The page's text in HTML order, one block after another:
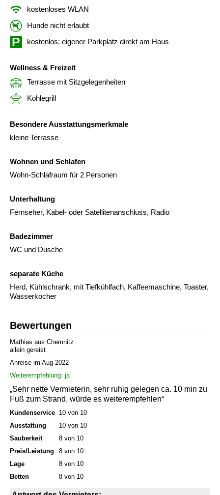
kostenloses WLAN
Hunde nicht erlaubt
kostenlos: eigener Parkplatz direkt am Haus
Wellness & Freizeit
Terrasse mit Sitzgelegenheiten
Kohlegrill
Besondere Ausstattungsmerkmale
kleine Terrasse
Wohnen und Schlafen
Wohn-Schlafraum für 2 Personen
Unterhaltung
Fernseher, Kabel- oder Satellitenanschluss, Radio
Badezimmer
WC und Dusche
separate Küche
Herd, Kühlschrank, mit Tiefkühlfach, Kaffeemaschine, Toaster,
Wasserkocher
Bewertungen
Mathias aus Chemnitz
allein gereist
Anreise im Aug 2022
Weiterempfehlung: ja
„Sehr nette Vermieterin, sehr ruhig gelegen ca. 10 min zu
Fuß zum Strand, würde es weiterempfehlen“
Kundenservice 10 von 10
Ausstattung
10 von 10
Sauberkeit
8 von 10
Preis/Leistung
8 von 10
Lage
8 von 10
Betten
8 von 10